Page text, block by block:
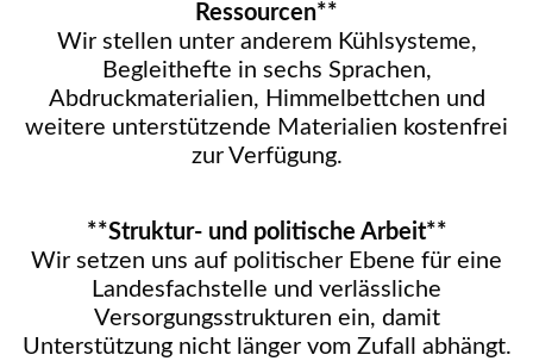
Ressourcen**
Wir stellen unter anderem Kühlsysteme,
Begleithefte in sechs Sprachen,
Abdruckmaterialien, Himmelbettchen und
weitere unterstützende Materialien kostenfrei
zur Verfügung.
**Struktur- und politische Arbeit**
Wir setzen uns auf politischer Ebene für eine
Landesfachstelle und verlässliche
Versorgungsstrukturen ein, damit
Unterstützung nicht länger vom Zufall abhängt.